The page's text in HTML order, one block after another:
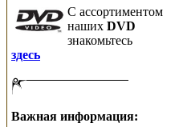
C ассортиментом
наших DVD
знакомьтесь
здесь
Важная информация: